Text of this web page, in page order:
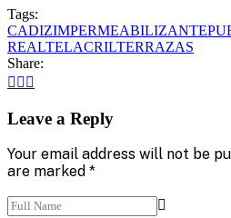
Tags:
CADIZIMPERMEABILIZANTE
REALTELACRILTERRAZAS
Share:
Leave a Reply
Your email address will not be
are marked *